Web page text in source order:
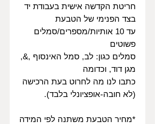
חריטת הקדשה אישית בעבודת יד
בצד הפנימי של הטבעת
עד 10 אותיות/מספרים/סמלים
פשוטים
סמלים כגון: לב, סמל האינסוף ,&,
מגן דוד, וכדומה
כתבו לנו מה לחרוט בעת הרכישה
(לא חובה-אופציונלי בלבד).
*מחיר הטבעת משתנה לפי המידה